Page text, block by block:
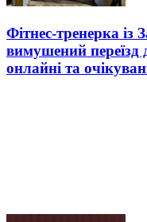
Фітнес-тренерка із
вимушений переїзд
онлайні та